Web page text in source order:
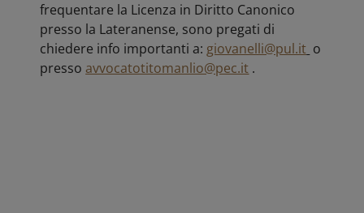
frequentare la Licenza in Diritto Canonico
presso la Lateranense, sono pregati di
chiedere info importanti a: giovanelli@pul.it o
presso avvocatotitomanlio@pec.it .